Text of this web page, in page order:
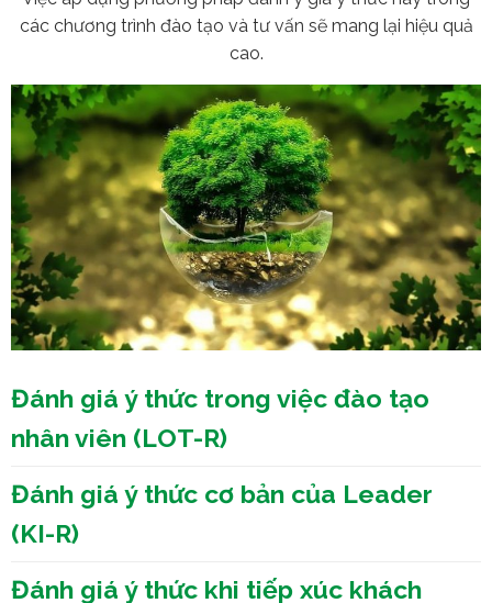
các chương trình đào tạo và tư vấn sẽ mang lại hiệu quả
cao.
Đánh giá ý thức trong việc đào tạo
nhân viên (LOT-R)
Đánh giá ý thức cơ bản của Leader
(KI-R)
Đánh giá ý thức khi tiếp xúc khách